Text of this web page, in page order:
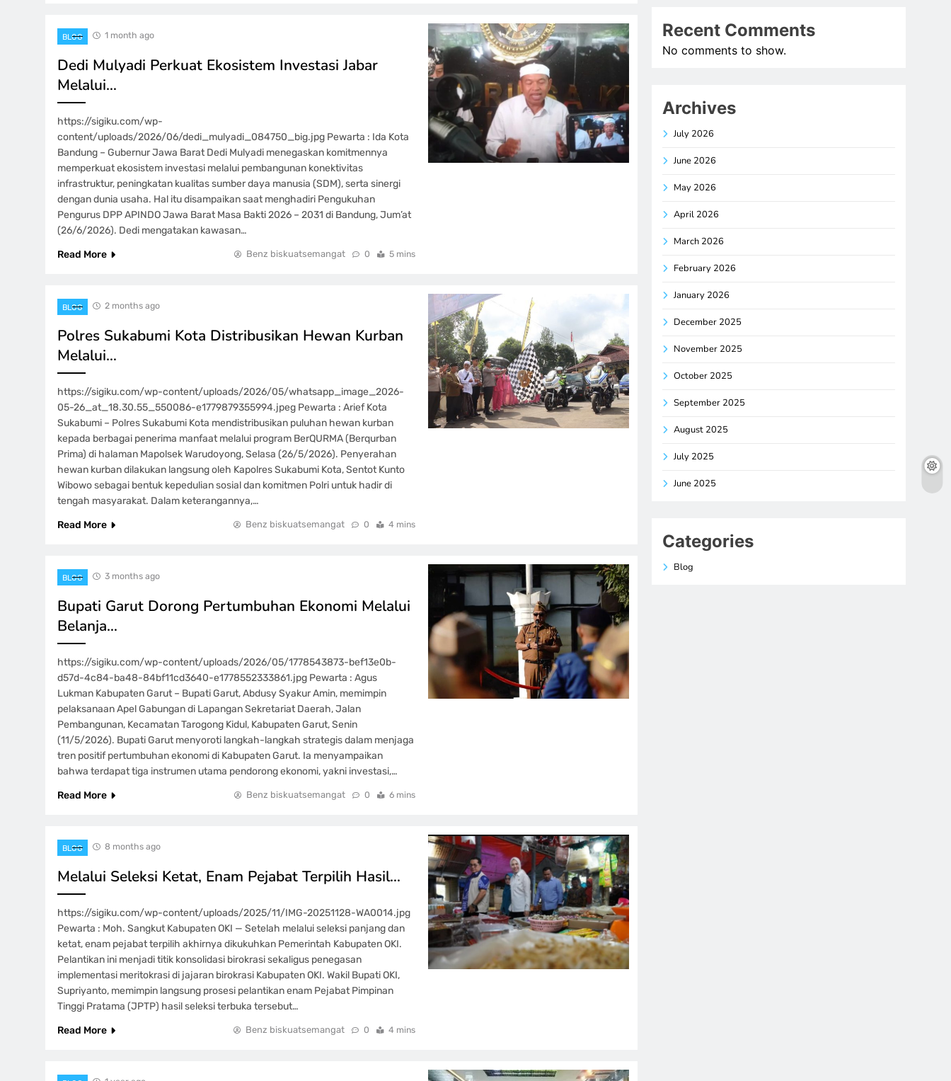
BLOG 1 month ago
Dedi Mulyadi Perkuat Ekosistem Investasi Jabar
Melalui…
https://sigiku.com/wp-
content/uploads/2026/06/dedi_mulyadi_084750_big.jpg Pewarta : Ida Kota
Bandung – Gubernur Jawa Barat Dedi Mulyadi menegaskan komitmennya
memperkuat ekosistem investasi melalui pembangunan konektivitas
infrastruktur, peningkatan kualitas sumber daya manusia (SDM), serta sinergi
dengan dunia usaha. Hal itu disampaikan saat menghadiri Pengukuhan
Pengurus DPP APINDO Jawa Barat Masa Bakti 2026 – 2031 di Bandung, Jum’at
(26/6/2026). Dedi mengatakan kawasan…
Read More
Benz biskuatsemangat 0 5 mins
BLOG 2 months ago
Polres Sukabumi Kota Distribusikan Hewan Kurban
Melalui…
https://sigiku.com/wp-content/uploads/2026/05/whatsapp_image_2026-
05-26_at_18.30.55_550086-e1779879355994.jpeg Pewarta : Arief Kota
Sukabumi – Polres Sukabumi Kota mendistribusikan puluhan hewan kurban
kepada berbagai penerima manfaat melalui program BerQURMA (Berqurban
Prima) di halaman Mapolsek Warudoyong, Selasa (26/5/2026). Penyerahan
hewan kurban dilakukan langsung oleh Kapolres Sukabumi Kota, Sentot Kunto
Wibowo sebagai bentuk kepedulian sosial dan komitmen Polri untuk hadir di
tengah masyarakat. Dalam keterangannya,…
Read More
Benz biskuatsemangat 0 4 mins
BLOG 3 months ago
Bupati Garut Dorong Pertumbuhan Ekonomi Melalui
Belanja…
https://sigiku.com/wp-content/uploads/2026/05/1778543873-bef13e0b-
d57d-4c84-ba48-84bf11cd3640-e1778552333861.jpg Pewarta : Agus
Lukman Kabupaten Garut – Bupati Garut, Abdusy Syakur Amin, memimpin
pelaksanaan Apel Gabungan di Lapangan Sekretariat Daerah, Jalan
Pembangunan, Kecamatan Tarogong Kidul, Kabupaten Garut, Senin
(11/5/2026). Bupati Garut menyoroti langkah-langkah strategis dalam menjaga
tren positif pertumbuhan ekonomi di Kabupaten Garut. Ia menyampaikan
bahwa terdapat tiga instrumen utama pendorong ekonomi, yakni investasi,…
Read More
Benz biskuatsemangat 0 6 mins
BLOG 8 months ago
Melalui Seleksi Ketat, Enam Pejabat Terpilih Hasil…
https://sigiku.com/wp-content/uploads/2025/11/IMG-20251128-WA0014.jpg
Pewarta : Moh. Sangkut Kabupaten OKI — Setelah melalui seleksi panjang dan
ketat, enam pejabat terpilih akhirnya dikukuhkan Pemerintah Kabupaten OKI.
Pelantikan ini menjadi titik konsolidasi birokrasi sekaligus penegasan
implementasi meritokrasi di jajaran birokrasi Kabupaten OKI. Wakil Bupati OKI,
Supriyanto, memimpin langsung prosesi pelantikan enam Pejabat Pimpinan
Tinggi Pratama (JPTP) hasil seleksi terbuka tersebut…
Read More
Benz biskuatsemangat 0 4 mins
Recent Comments
No comments to show.
Archives
July 2026
June 2026
May 2026
April 2026
March 2026
February 2026
January 2026
December 2025
November 2025
October 2025
September 2025
August 2025
July 2025
June 2025
Categories
Blog